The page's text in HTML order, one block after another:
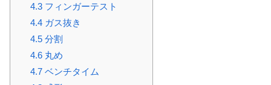
4.3フィンガーテスト
4.4ガス抜き
4.5分割
4.6丸め
4.7ベンチタイム